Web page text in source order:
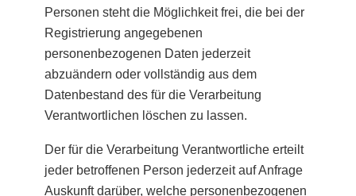
Personen steht die Möglichkeit frei, die bei der
Registrierung angegebenen
personenbezogenen Daten jederzeit
abzuändern oder vollständig aus dem
Datenbestand des für die Verarbeitung
Verantwortlichen löschen zu lassen.
Der für die Verarbeitung Verantwortliche erteilt
jeder betroffenen Person jederzeit auf Anfrage
Auskunft darüber, welche personenbezogenen